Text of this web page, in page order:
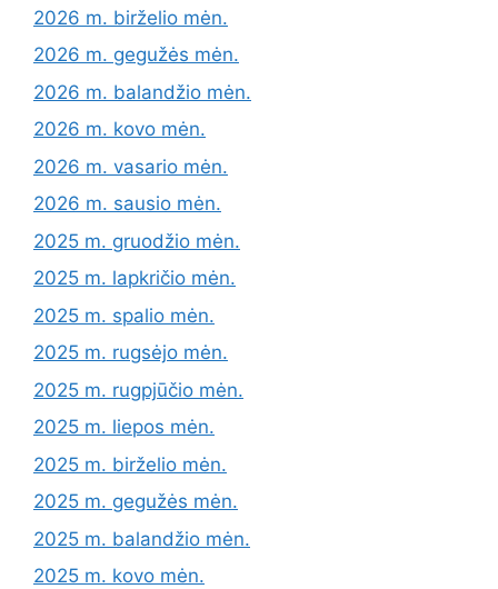
2026 m. birželio mėn.
2026 m. gegužės mėn.
2026 m. balandžio mėn.
2026 m. kovo mėn.
2026 m. vasario mėn.
2026 m. sausio mėn.
2025 m. gruodžio mėn.
2025 m. lapkričio mėn.
2025 m. spalio mėn.
2025 m. rugsėjo mėn.
2025 m. rugpjūčio mėn.
2025 m. liepos mėn.
2025 m. birželio mėn.
2025 m. gegužės mėn.
2025 m. balandžio mėn.
2025 m. kovo mėn.